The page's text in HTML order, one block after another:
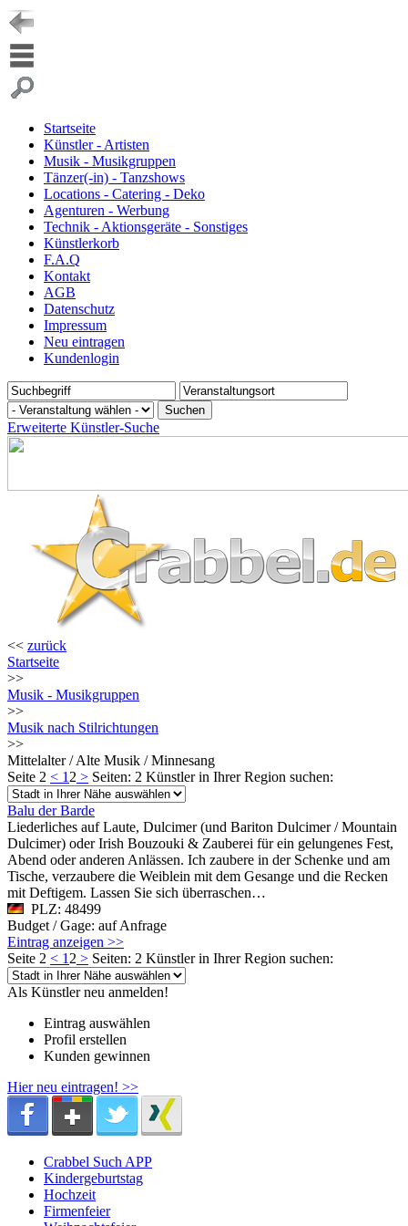
Startseite
Künstler - Artisten
Musik - Musikgruppen
Tänzer(-in) - Tanzshows
Locations - Catering - Deko
Agenturen - Werbung
Technik - Aktionsgeräte - Sonstiges
Künstlerkorb
F.A.Q
Kontakt
AGB
Datenschutz
Impressum
Neu eintragen
Kundenlogin
Erweiterte Künstler-Suche
<< zurück
Startseite
>>
Musik - Musikgruppen
>>
Musik nach Stilrichtungen
>>
Mittelalter / Alte Musik / Minnesang
Seite 2 < 1 2 > Seiten: 2 Künstler in Ihrer Region suchen:
Balu der Barde
Liederliches auf Laute, Dulcimer (und Bariton Dulcimer / Mountain
Dulcimer) oder Irish Bouzouki & Zauberei für ein gelungenes Fest,
Abend oder anderen Anlässen. Ich zaubere in der Schenke und am
Tische, verzaubere die Weiblein mit dem Gesange und die Recken
mit Deftigem. Lassen Sie sich überraschen…
PLZ: 48499
Budget / Gage: auf Anfrage
Eintrag anzeigen >>
Seite 2 < 1 2 > Seiten: 2 Künstler in Ihrer Region suchen:
Als Künstler neu anmelden!
Eintrag auswählen
Profil erstellen
Kunden gewinnen
Hier neu eintragen! >>
Crabbel Such APP
Kindergeburtstag
Hochzeit
Firmenfeier